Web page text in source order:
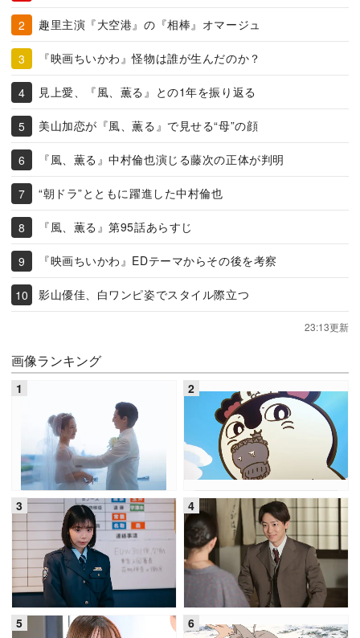
趣里主演『大空港』の『相棒』オマージュ
『映画ちいかわ』怪物は誰が生んだのか？
見上愛、『風、薫る』との1年を振り返る
美山加恋が『風、薫る』で見せる“母”の顔
『風、薫る』中村倫也演じる藤次の正体が判明
“朝ドラ”とともに躍進した中村倫也
『風、薫る』第95話あらすじ
『映画ちいかわ』EDテーマからその後を考察
影山優佳、白ワンピ姿でスタイル際立つ
23:13更新
画像ランキング